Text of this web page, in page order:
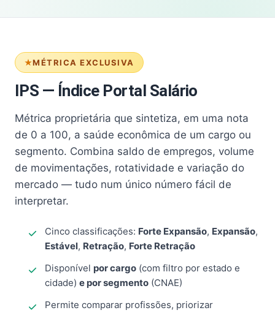
MÉTRICA EXCLUSIVA
IPS — Índice Portal Salário
Métrica proprietária que sintetiza, em uma nota
de 0 a 100, a saúde econômica de um cargo ou
segmento. Combina saldo de empregos, volume
de movimentações, rotatividade e variação do
mercado — tudo num único número fácil de
interpretar.
Cinco classificações: Forte Expansão, Expansão,
Estável, Retração, Forte Retração
Disponível por cargo (com filtro por estado e
cidade) e por segmento (CNAE)
Permite comparar profissões, priorizar